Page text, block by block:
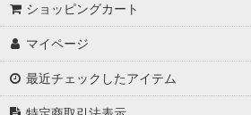
ショッピングカート
マイページ
最近チェックしたアイテム